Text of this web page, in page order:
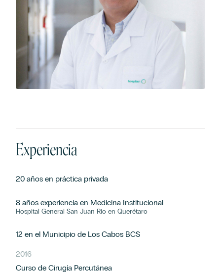
Experiencia
20 años en práctica privada
8 años experiencia en Medicina Institucional
Hospital General San Juan Rio en Querétaro
12 en el Municipio de Los Cabos BCS
2016
Curso de Cirugía Percutánea